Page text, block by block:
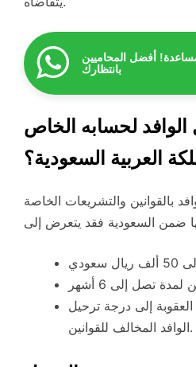
أفضل المحاميين
بانتظارك
لحسابه الخاص
العربية السعودية؟
بالقوانين والتشريعات الخاصة
ضمن السعودية فقد يتعرض إلى
تصل إلى 6 أشهر
إلى درجة ترحيل
الوافد المخالف للقوانين.